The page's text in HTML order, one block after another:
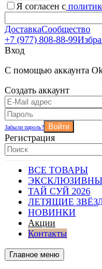
Я согласен с
ДоставкаСообщество
+7 (977) 808-88-99
Вход
С помощью аккаунта
Создать аккаунт
Забыли пароль? Войти
Регистрация
ВСЕ ТОВАРЫ
ТАЙ СУЙ 2026
ЛЕТЯЩИЕ
НОВИНКИ
Акции
Контакты
Главное меню